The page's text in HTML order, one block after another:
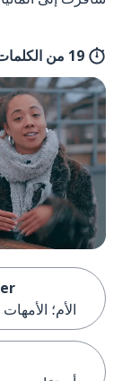
19 من الكلمات/العبارات للتعلُّم
الأم؛ الأمهات